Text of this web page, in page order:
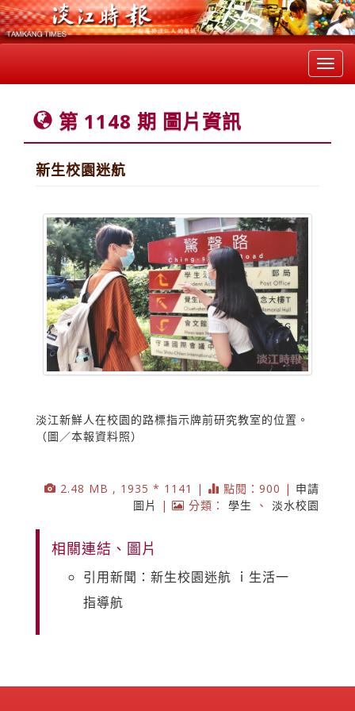
第 1148 期 圖片資訊
新生校園迷航
淡江新鮮人在校園的路標指示牌前研究教室的位置。
（圖／本報資料照）
2.48 MB , 1935 * 1141 | 點閱：900 | 申請
圖片
| 分類： 學生 、 淡水校園
相關連結、圖片
引用新聞：新生校園迷航 ｉ生活一
指導航